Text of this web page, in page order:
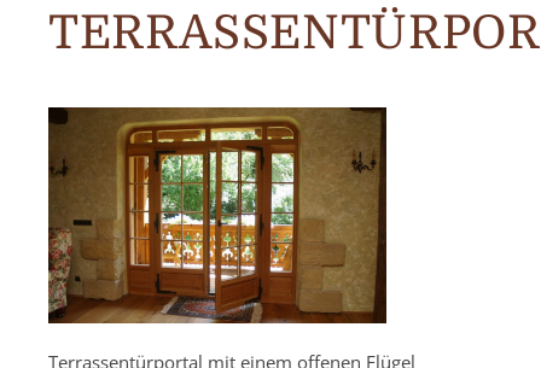
Terrassentürportal mit einem offenen Flügel